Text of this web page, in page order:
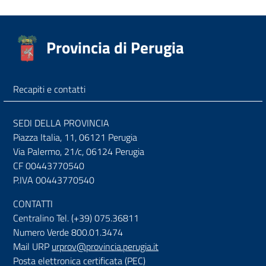
Provincia di Perugia
Recapiti e contatti
SEDI DELLA PROVINCIA
Piazza Italia, 11, 06121 Perugia
Via Palermo, 21/c, 06124 Perugia
CF 00443770540
P.IVA 00443770540
CONTATTI
Centralino Tel. (+39) 075.36811
Numero Verde 800.01.3474
Mail URP urprov@provincia.perugia.it
Posta elettronica certificata (PEC)